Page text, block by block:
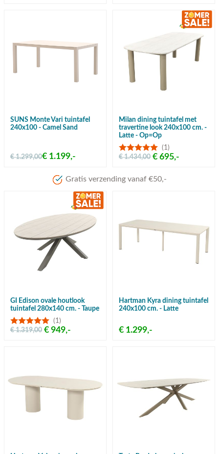
SUNS Monte Vari tuintafel
240x100 - Camel Sand
€ 1.299,00€ 1.199,-
Milan dining tuintafel met
travertine look 240x100 cm. -
Latte - Op=Op
(1)
€ 695,-
€ 1.434,00
Gratis verzending vanaf €50,-
GI Edison ovale houtlook
tuintafel 280x140 cm. - Taupe
(1)
€ 949,-
€ 1.319,00
Hartman Kyra dining tuintafel
240x100 cm. - Latte
€ 1.299,-